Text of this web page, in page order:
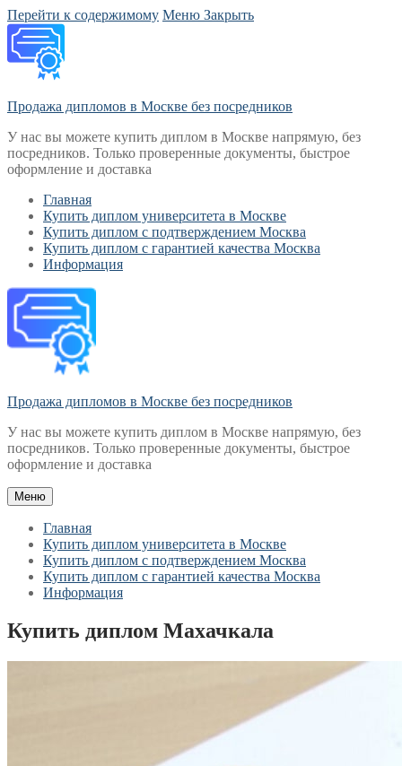
Перейти к содержимому Меню Закрыть
Продажа дипломов в Москве без посредников
У нас вы можете купить диплом в Москве напрямую, без
посредников. Только проверенные документы, быстрое
оформление и доставка
Главная
Купить диплом университета в Москве
Купить диплом с подтверждением Москва
Купить диплом с гарантией качества Москва
Информация
Продажа дипломов в Москве без посредников
У нас вы можете купить диплом в Москве напрямую, без
посредников. Только проверенные документы, быстрое
оформление и доставка
Меню
Главная
Купить диплом университета в Москве
Купить диплом с подтверждением Москва
Купить диплом с гарантией качества Москва
Информация
Купить диплом Махачкала